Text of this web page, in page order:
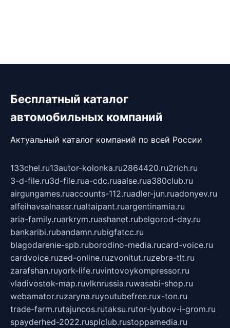
Бесплатный каталог
автомобильных компаний
Актуальный каталог компаний по всей России
133chel.ru13autor-kolonka.ru2864420.ru2rich.ru
3-d-file.ru3d-file.rua-cdc.ruaalse.rua380club.ru
airgungames.ruaccounts-112.ruadler-jun.ruadonyev.ru
alfeihavsalnassr.rualtaipant.ruargentinamia.ru
aria-family.ruarkrym.ruashanet.rubelgorod-day.ru
bankaribi.rubandamn.rubigfatcc.ru
blagodarenie-spb.ruborodino-media.rucard-voice.ru
cardvoice.ruzed-online.ruzvonitut.ruzebra-tlt.ru
zarafshan.ruyork-life.ruvintovoykompressor.ru
vladivostok-map.ruvlknrussia.ruwasabi-shop.ru
webamator.ruzaryna.ruyoutubefree.rux-ton.ru
trade-farm.rutajuncos.rutaksu.rutor-lyubov-i-grom.ru
spayderhed-2022.rusplclub.rustoppamedia.ru